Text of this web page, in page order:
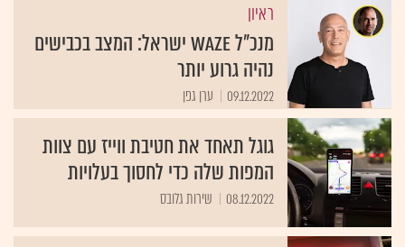
ראיון
מנכ"ל Waze ישראל: המצב בכבישים
נהיה גרוע יותר
09.12.2022 ערן גפן
גוגל תאחד את חטיבת ווייז עם צוות
המפות שלה כדי לחסוך בעלויות
08.12.2022 שירות גלובס